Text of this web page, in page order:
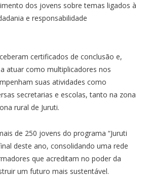
dos jovens sobre temas ligados à
e responsabilidade
certificados de conclusão e,
atuar como multiplicadores nos
suas atividades como
secretarias e escolas, tanto na zona
rural de Juruti.
de 250 jovens do programa “Juruti
deste ano, consolidando uma rede
que acreditam no poder da
um futuro mais sustentável.